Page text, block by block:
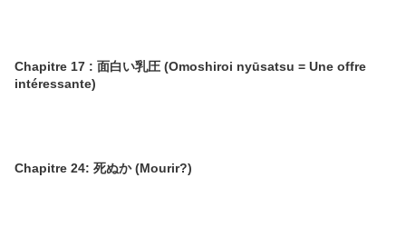
Chapitre 17 : 面白い乳圧 (Omoshiroi nyūsatsu = Une offre
intéressante)
Chapitre 24: 死ぬか (Mourir?)